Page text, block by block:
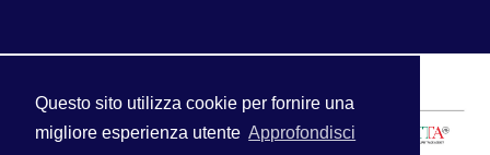
Questo sito utilizza cookie per fornire una
migliore esperienza utente Approfondisci